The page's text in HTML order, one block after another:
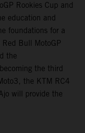
Rookies Cup and
education and
foundations for a
Bull MotoGP
the
the third
the KTM RC4
will provide the